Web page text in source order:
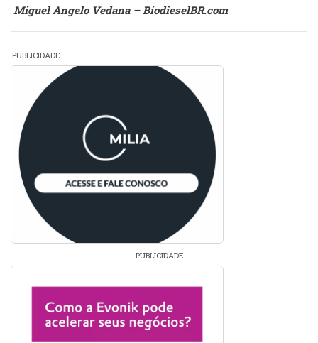
Miguel Angelo Vedana – BiodieselBR.com
PUBLICIDADE
PUBLICIDADE